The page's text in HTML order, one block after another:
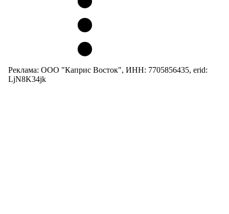
Реклама: ООО "Каприс Восток", ИНН: 7705856435, erid:
LjN8K34jk